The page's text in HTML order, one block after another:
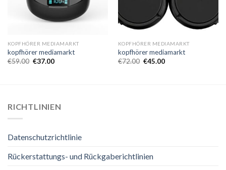
KOPFHÖRER MEDIAMARKT
kopfhörer mediamarkt
€59.00 €37.00
KOPFHÖRER MEDIAMARKT
kopfhörer mediamarkt
€72.00 €45.00
RICHTLINIEN
Datenschutzrichtlinie
Rückerstattungs- und Rückgaberichtlinien